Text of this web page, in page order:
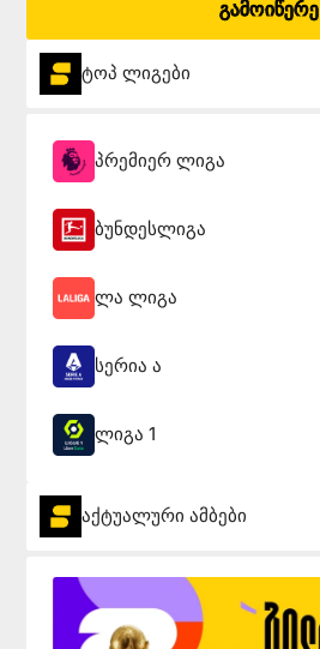
გამოიწერე
ტოპ ლიგები
პრემიერ ლიგა
ბუნდესლიგა
ლა ლიგა
სერია ა
ლიგა 1
აქტუალური ამბები